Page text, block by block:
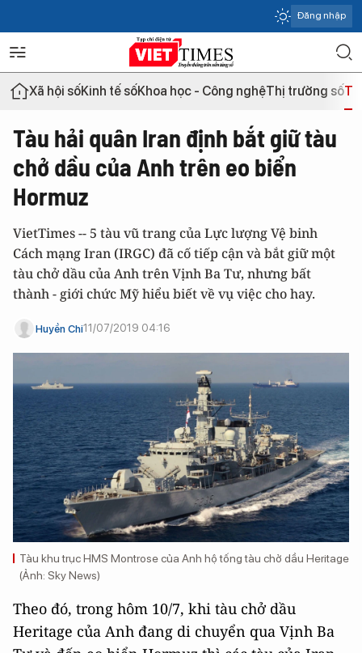
Đăng nhập
Xã hội sốKinh tế sốKhoa học - Công nghệThị trường số
Tàu hải quân Iran định bắt giữ tàu
chở dầu của Anh trên eo biển
Hormuz
VietTimes -- 5 tàu vũ trang của Lực lượng Vệ binh
Cách mạng Iran (IRGC) đã cố tiếp cận và bắt giữ một
tàu chở dầu của Anh trên Vịnh Ba Tư, nhưng bất
thành - giới chức Mỹ hiểu biết về vụ việc cho hay.
Huyền Chi11/07/2019 04:16
Tàu khu trục HMS Montrose của Anh hộ tống tàu chở dầu Heritage
(Ảnh: Sky News)
Theo đó, trong hôm 10/7, khi tàu chở dầu
Heritage của Anh đang di chuyển qua Vịnh Ba